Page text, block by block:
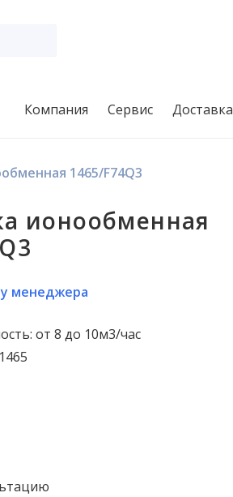
Компания Сервис Доставка
1465/F74Q3
ионообменная
менеджера
от 8 до 10м3/час